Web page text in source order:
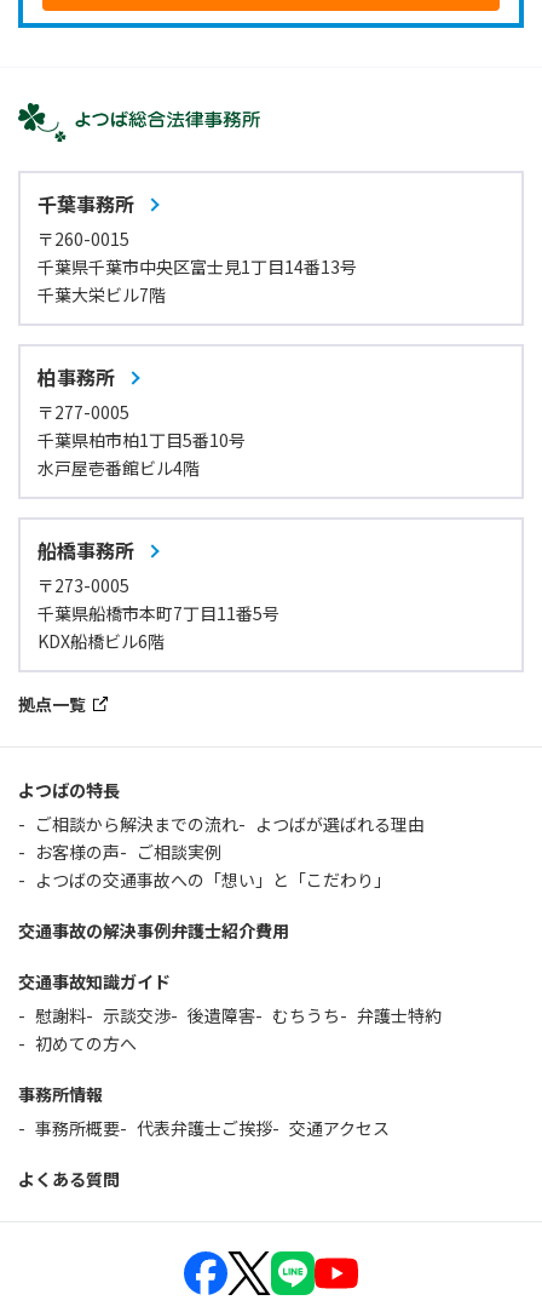
千葉事務所
〒260-0015
千葉県千葉市中央区富士見1丁目14番13号
千葉大栄ビル7階
柏事務所
〒277-0005
千葉県柏市柏1丁目5番10号
水戸屋壱番館ビル4階
船橋事務所
〒273-0005
千葉県船橋市本町7丁目11番5号
KDX船橋ビル6階
拠点一覧
よつばの特長
ご相談から解決までの流れ
よつばが選ばれる理由
お客様の声
ご相談実例
よつばの交通事故への「想い」と「こだわり」
交通事故の解決事例弁護士紹介費用
交通事故知識ガイド
慰謝料
示談交渉 後遺障害 むちうち
弁護士特約
初めての方へ
事務所情報
事務所概要
代表弁護士ご挨拶 交通アクセス
よくある質問